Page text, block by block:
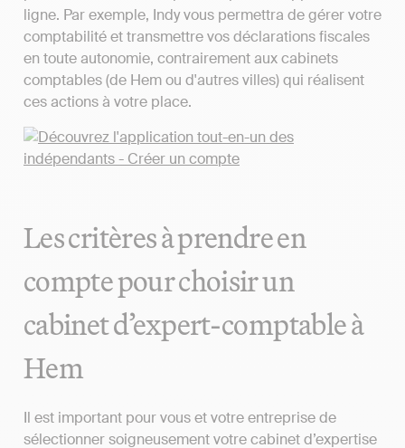
ligne. Par exemple, Indy vous permettra de gérer votre
comptabilité et transmettre vos déclarations fiscales
en toute autonomie, contrairement aux cabinets
comptables (de Hem ou d'autres villes) qui réalisent
ces actions à votre place.
Les critères à prendre en
compte pour choisir un
cabinet d’expert-comptable à
Hem
Il est important pour vous et votre entreprise de
sélectionner soigneusement votre cabinet d’expertise